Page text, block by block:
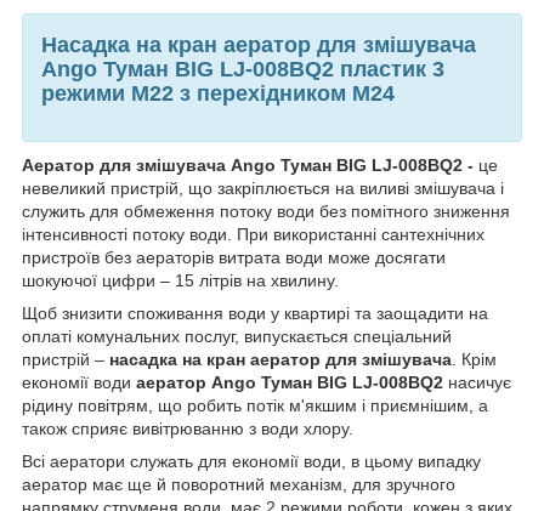
Насадка на кран аератор для змішувача
Ango Туман BIG LJ-008BQ2 пластик 3
режими М22 з перехідником М24
Аератор для змішувача Ango Туман BIG LJ-008BQ2 - це
невеликий пристрій, що закріплюється на виливі змішувача і
служить для обмеження потоку води без помітного зниження
інтенсивності потоку води. При використанні сантехнічних
пристроїв без аераторів витрата води може досягати
шокуючої цифри – 15 літрів на хвилину.
Щоб знизити споживання води у квартирі та заощадити на
оплаті комунальних послуг, випускається спеціальний
пристрій – насадка на кран аератор для змішувача. Крім
економії води аератор Ango Туман BIG LJ-008BQ2 насичує
рідину повітрям, що робить потік м'якшим і приємнішим, а
також сприяє вивітрюванню з води хлору.
Всі аератори служать для економії води, в цьому випадку
аератор має ще й поворотний механізм, для зручного